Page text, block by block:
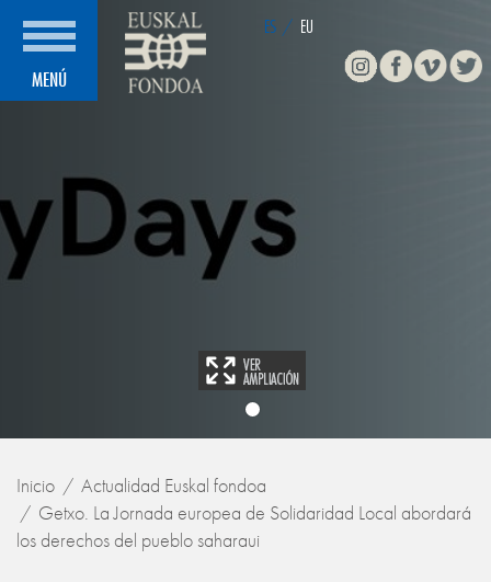
MENÚ
ES / EU
Inicio
Actualidad Euskal fondoa
Getxo. La Jornada europea de Solidaridad Local abordará
los derechos del pueblo saharaui